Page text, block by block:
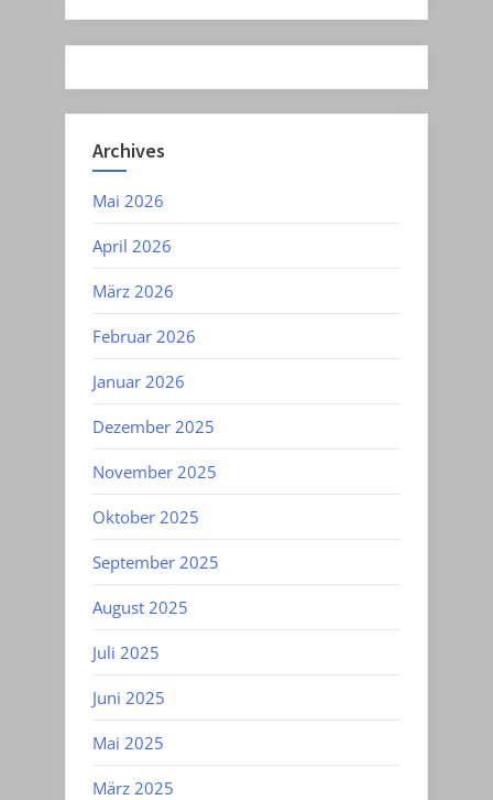
Archives
Mai 2026
April 2026
März 2026
Februar 2026
Januar 2026
Dezember 2025
November 2025
Oktober 2025
September 2025
August 2025
Juli 2025
Juni 2025
Mai 2025
März 2025